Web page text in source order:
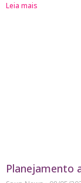
Leia mais
Planejamento